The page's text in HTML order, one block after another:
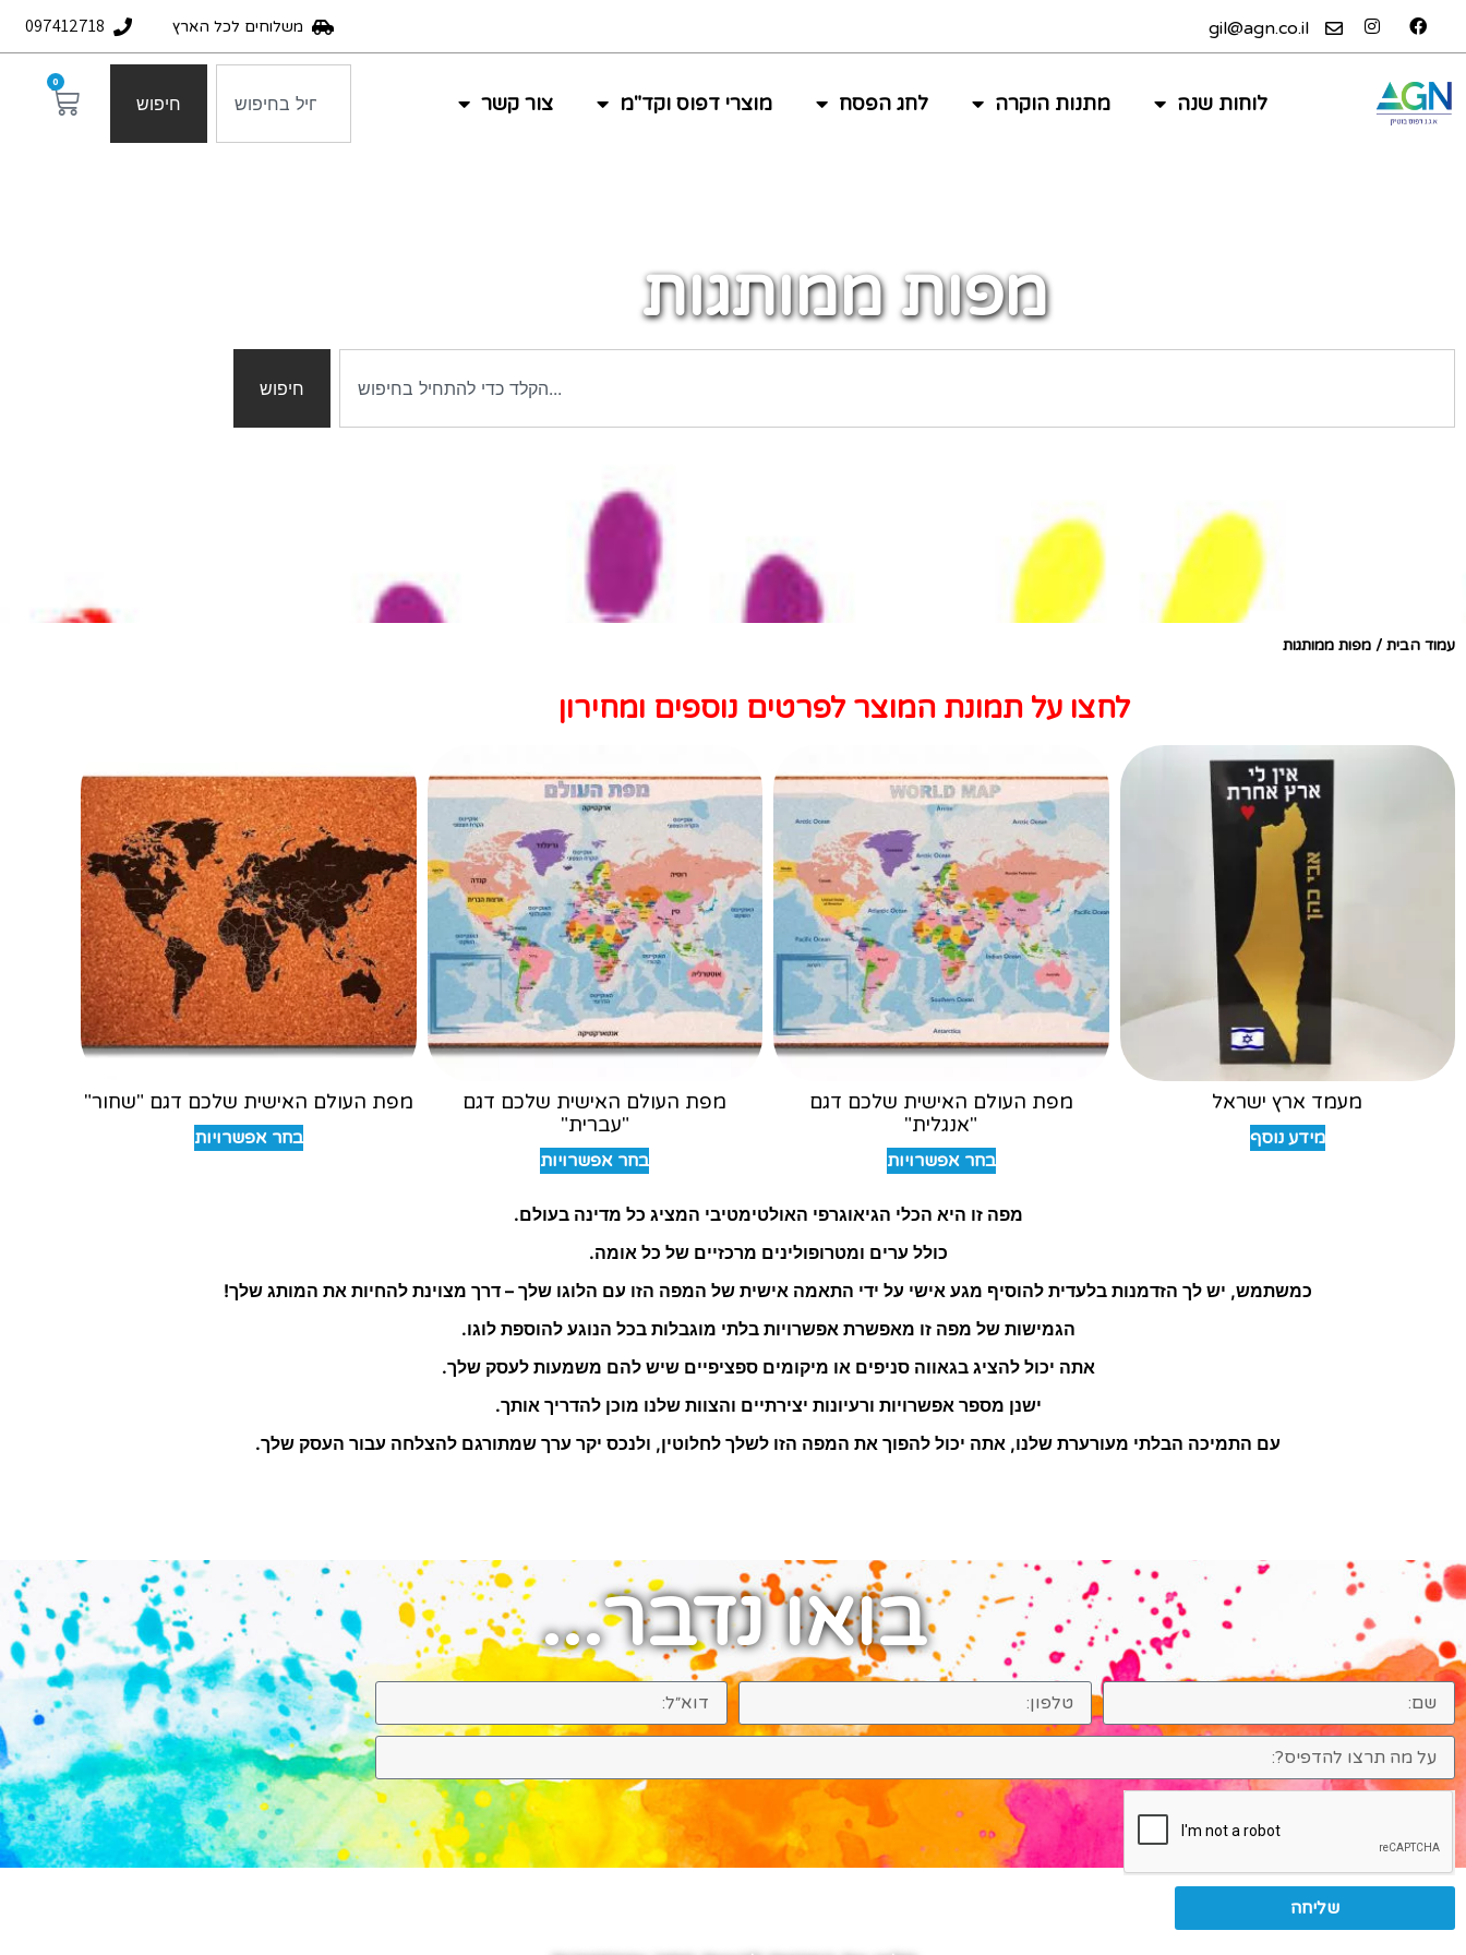
gil@agn.co.il משלוחים לכל הארץ 097412718
לוחות שנה מתנות הוקרה לחג הפסח מוצרי דפוס וקד"מ צור קשר חיפוש
0
מפות ממותגות
חיפוש
עמוד הבית / מפות ממותגות
לחצו על תמונת המוצר לפרטים נוספים ומחירון
מעמד ארץ ישראל
מידע נוסף
מפת העולם האישית שלכם דגם
"אנגלית"
בחר אפשרויות
מפת העולם האישית שלכם דגם
"עברית"
בחר אפשרויות
מפת העולם האישית שלכם דגם "שחור"
בחר אפשרויות
מפה זו היא הכלי הגיאוגרפי האולטימטיבי המציג כל מדינה בעולם.
כולל ערים ומטרופולינים מרכזיים של כל אומה.
כמשתמש, יש לך הזדמנות בלעדית להוסיף מגע אישי על ידי התאמה אישית של המפה הזו עם הלוגו שלך – דרך מצוינת להחיות את המותג שלך!
הגמישות של מפה זו מאפשרת אפשרויות בלתי מוגבלות בכל הנוגע להוספת לוגו.
אתה יכול להציג בגאווה סניפים או מיקומים ספציפיים שיש להם משמעות לעסק שלך.
ישנן מספר אפשרויות ורעיונות יצירתיים והצוות שלנו מוכן להדריך אותך.
עם התמיכה הבלתי מעורערת שלנו, אתה יכול להפוך את המפה הזו לשלך לחלוטין, ולנכס יקר ערך שמתורגם להצלחה עבור העסק שלך.
בואו נדבר...
שליחה